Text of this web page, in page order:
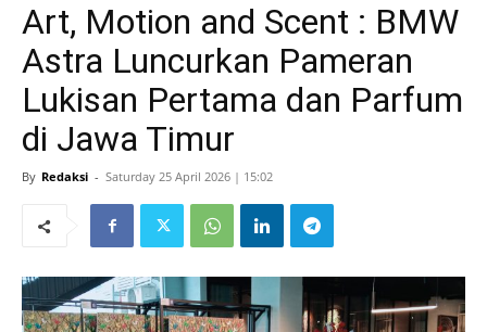
Art, Motion and Scent : BMW
Astra Luncurkan Pameran
Lukisan Pertama dan Parfum
di Jawa Timur
By Redaksi - Saturday 25 April 2026 | 15:02